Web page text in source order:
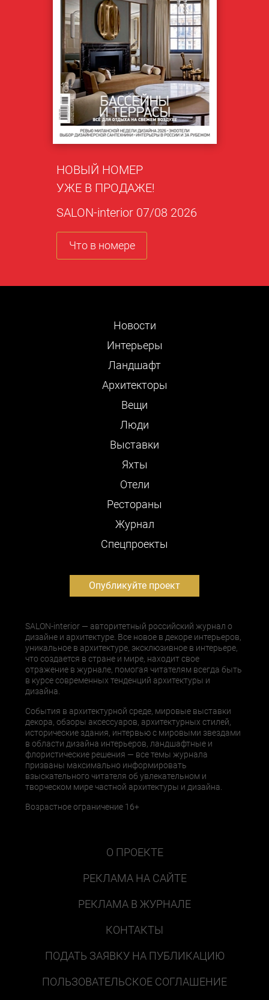
НОВЫЙ НОМЕР
УЖЕ В ПРОДАЖЕ!
SALON-interior 07/08 2026
Что в номере
Новости
Интерьеры
Ландшафт
Архитекторы
Вещи
Люди
Выставки
Яхты
Отели
Рестораны
Журнал
Cпецпроекты
Опубликуйте проект
SALON-interior — авторитетный российский журнал о
дизайне и архитектуре. Все новое в декоре интерьеров,
уникальное в архитектуре, эксклюзивное в интерьере,
что создается в стране и мире, находит свое
отражение в журнале, помогая читателям всегда быть
в курсе современных тенденций архитектуры и
дизайна.
События в архитектурной среде, мировые выставки
декора, обзоры аксессуаров, архитектурных стилей,
исторические здания, интервью с мировыми звездами
в области дизайна интерьеров, ландшафтные и
флористические решения — все темы журнала
призваны максимально информировать
взыскательного читателя об увлекательном и
творческом мире частной архитектуры и дизайна.
Возрастное ограничение 16+
О ПРОЕКТЕ
РЕКЛАМА НА САЙТЕ
РЕКЛАМА В ЖУРНАЛЕ
КОНТАКТЫ
ПОДАТЬ ЗАЯВКУ НА ПУБЛИКАЦИЮ
ПОЛЬЗОВАТЕЛЬСКОЕ СОГЛАШЕНИЕ